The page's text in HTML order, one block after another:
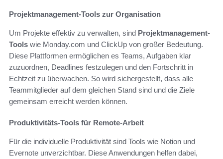
Projektmanagement-Tools zur Organisation
Um Projekte effektiv zu verwalten, sind Projektmanagement-
Tools wie Monday.com und ClickUp von großer Bedeutung.
Diese Plattformen ermöglichen es Teams, Aufgaben klar
zuzuordnen, Deadlines festzulegen und den Fortschritt in
Echtzeit zu überwachen. So wird sichergestellt, dass alle
Teammitglieder auf dem gleichen Stand sind und die Ziele
gemeinsam erreicht werden können.
Produktivitäts-Tools für Remote-Arbeit
Für die individuelle Produktivität sind Tools wie Notion und
Evernote unverzichtbar. Diese Anwendungen helfen dabei,